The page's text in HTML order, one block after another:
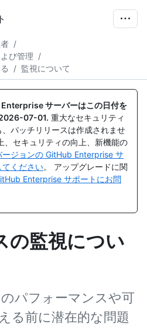
/
び管理 /
/ 監視について
サーバーはこの日付を
07-01. 重大なセキュリティ
パッチリリースは作成されませ
、セキュリティの向上、新機能の
ージョンの GitHub Enterprise サ
てください。 アップグレードに関
Enterprise サポートにお問
の監視につい
パフォーマンスや可
る前に潜在的な問題